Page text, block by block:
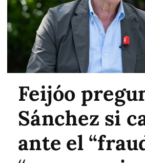
Feijóo
Sánchez si
ante el